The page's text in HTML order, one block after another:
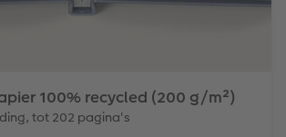
100% recycled (200 g/m²)
tot 202 pagina's